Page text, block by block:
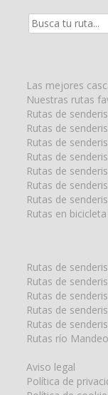
Resultados
Las mejores
Nuestras rutas
Rutas de
Rutas de
Rutas de
Rutas de
Rutas de
Rutas de
Rutas de
Rutas en bicicleta
Rutas de
Rutas de
Rutas de
Rutas de
Rutas de
Rutas río
Aviso legal
Política de